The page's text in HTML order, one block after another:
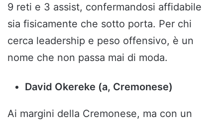
9 reti e 3 assist, confermandosi affidabile
sia fisicamente che sotto porta. Per chi
cerca leadership e peso offensivo, è un
nome che non passa mai di moda.
David Okereke (a, Cremonese)
Ai margini della Cremonese, ma con un